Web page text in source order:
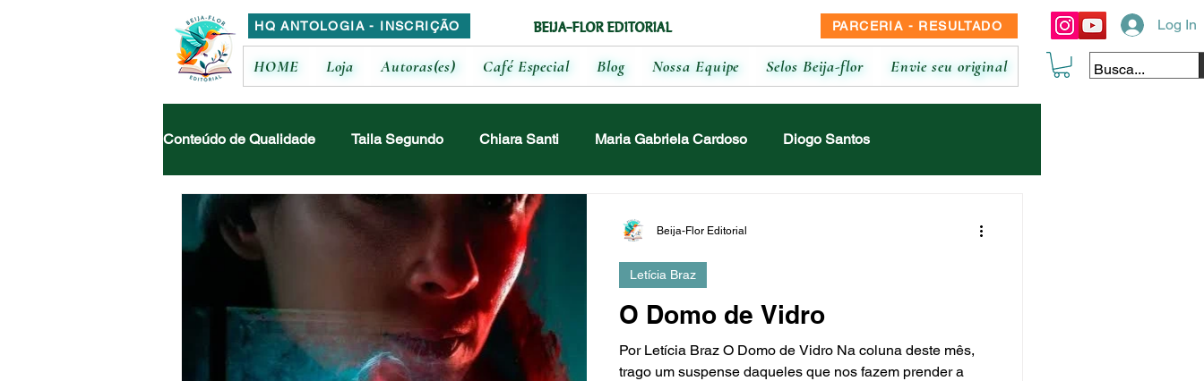
BEIJA-FLOR EDITORIAL
HOME Loja Autoras(es) Café Especial Blog Nossa Equipe Selos Beija-flor Envie seu original
PARCERIA - RESULTADO
HQ ANTOLOGIA - INSCRIÇÃO Log In
Conteúdo de Qualidade Taila Segundo Chiara Santi Maria Gabriela Cardoso Diogo Santos
Bruno Pasquarelli Ana Júlia Luciane Monteiro
Jussara Freitas Augusto Rossini Paloma Sama
Miguela Rabelo Glaucia Torres Lucicleide Santos Júlia Morão Brenda Liliane
O Domo de Vidro
Por Letícia Braz O Domo de Vidro Na coluna deste mês,
trago um suspense daqueles que nos fazem prender a
Letícia Braz
Beija-Flor Editorial